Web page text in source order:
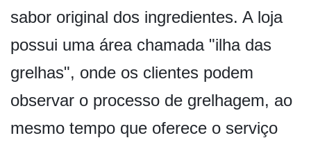
sabor original dos ingredientes. A loja
possui uma área chamada "ilha das
grelhas", onde os clientes podem
observar o processo de grelhagem, ao
mesmo tempo que oferece o serviço